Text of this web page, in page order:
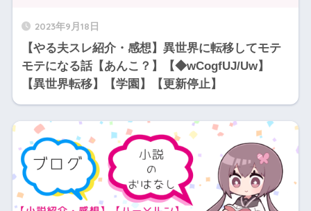
2023年9月18日
【やる夫スレ紹介・感想】異世界に転移してモテ
モテになる話【あんこ？】【◆wCogfUJ/Uw】
【異世界転移】【学園】【更新停止】